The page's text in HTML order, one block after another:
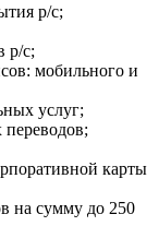
р/с;
р/с;
мобильного и
услуг;
карты
на сумму до 250